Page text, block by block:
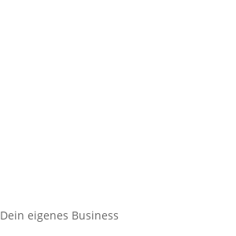
Dein eigenes Business